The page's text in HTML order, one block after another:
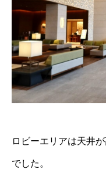
ロビーエリアは天井
でした。